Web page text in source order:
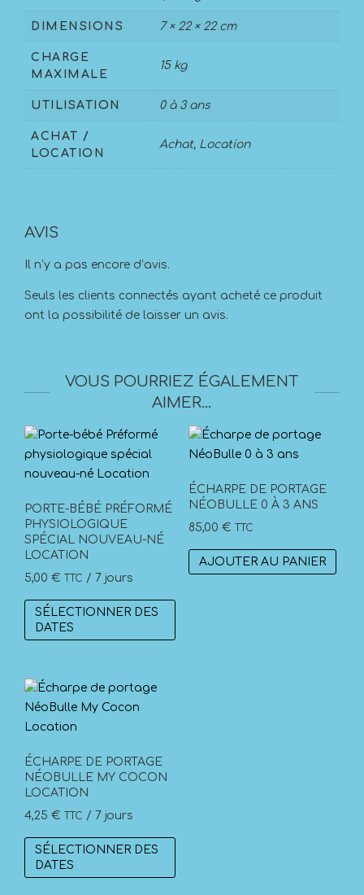
DIMENSIONS 7 × 22 × 22 cm
CHARGE
MAXIMALE
15 kg
UTILISATION 0 à 3 ans
ACHAT /
LOCATION
Achat, Location
AVIS
Il n’y a pas encore d’avis.
Seuls les clients connectés ayant acheté ce produit
ont la possibilité de laisser un avis.
VOUS POURRIEZ ÉGALEMENT
AIMER…
PORTE-BÉBÉ PRÉFORMÉ
PHYSIOLOGIQUE
SPÉCIAL NOUVEAU-NÉ
LOCATION
5,00 € TTC / 7 jours
SÉLECTIONNER DES
DATES
ÉCHARPE DE PORTAGE
NÉOBULLE 0 À 3 ANS
85,00 € TTC
AJOUTER AU PANIER
ÉCHARPE DE PORTAGE
NÉOBULLE MY COCON
LOCATION
4,25 € TTC / 7 jours
SÉLECTIONNER DES
DATES